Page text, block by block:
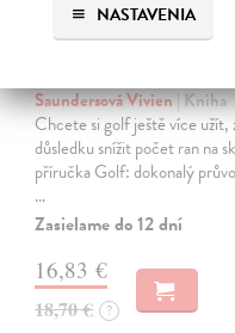
NASTAVENIA
Saundersová Vivien| Kniha
Chcete si golf ještě více
důsledku snížit počet ran na
příručka Golf: dokonalý
…
Zasielame do 12 dní
16,83 €
18,70 € ?